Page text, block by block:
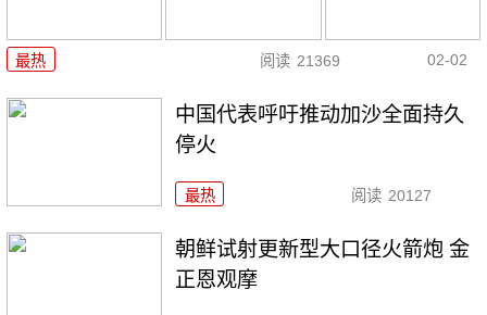
最热 阅读 21369 02-02
中国代表呼吁推动加沙全面持久
停火
最热 阅读 20127
朝鲜试射更新型大口径火箭炮 金
正恩观摩